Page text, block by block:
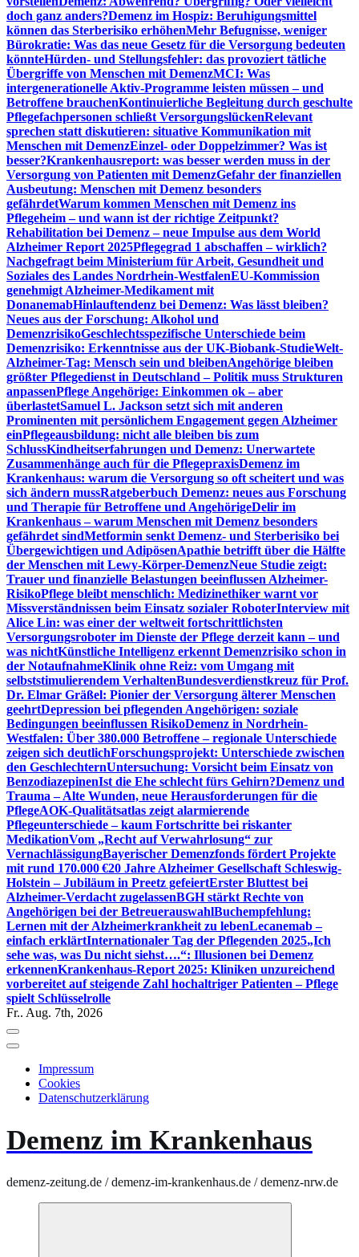
doch ganz anders?Demenz im Hospiz: Beruhigungsmittel
können das Sterberisiko erhöhenMehr Befugnisse, weniger
Bürokratie: Was das neue Gesetz für die Versorgung bedeuten
könnteHürden- und Stellungsfehler: das provoziert tätliche
Übergriffe von Menschen mit DemenzMCI: Was
intergenerationelle Aktiv-Programme leisten müssen – und
Betroffene brauchenKontinuierliche Begleitung durch geschulte
Pflegefachpersonen schließt VersorgungslückenRelevant
sprechen statt diskutieren: situative Kommunikation mit
Menschen mit DemenzEinzel- oder Doppelzimmer? Was ist
besser?Krankenhausreport: was besser werden muss in der
Versorgung von Patienten mit DemenzGefahr der finanziellen
Ausbeutung: Menschen mit Demenz besonders
gefährdetWarum kommen Menschen mit Demenz ins
Pflegeheim – und wann ist der richtige Zeitpunkt?
Rehabilitation bei Demenz – neue Impulse aus dem World
Alzheimer Report 2025Pflegegrad 1 abschaffen – wirklich?
Nachgefragt beim Ministerium für Arbeit, Gesundheit und
Soziales des Landes Nordrhein-WestfalenEU-Kommission
genehmigt Alzheimer-Medikament mit
DonanemabHinlauftendenz bei Demenz: Was lässt bleiben?
Neues aus der Forschung: Alkohol und
DemenzrisikoGeschlechtsspezifische Unterschiede beim
Demenzrisiko: Erkenntnisse aus der UK-Biobank-StudieWelt-
Alzheimer-Tag: Mensch sein und bleibenAngehörige bleiben
größter Pflegedienst in Deutschland – Politik muss Strukturen
anpassenPflege Angehörige: Einkommen ok – aber
überlastetSamuel L. Jackson setzt sich mit anderen
Prominenten mit persönlichem Engagement gegen Alzheimer
einPflegeausbildung: nicht alle bleiben bis zum
SchlussKindheitserfahrungen und Demenz: Unerwartete
Zusammenhänge auch für die PflegepraxisDemenz im
Krankenhaus: warum die Versorgung so oft scheitert und was
sich ändern mussRatgeberbuch Demenz: neues aus Forschung
und Therapie für Betroffene und AngehörigeDelir im
Krankenhaus – warum Menschen mit Demenz besonders
gefährdet sindMetformin senkt Demenz- und Sterberisiko bei
Übergewichtigen und AdipösenApathie betrifft über die Hälfte
der Menschen mit Lewy-Körper-DemenzNeue Studie zeigt:
Trauer und finanzielle Belastungen beeinflussen Alzheimer-
RisikoPflege bleibt menschlich: Medizinethiker warnt vor
Missverständnissen beim Einsatz sozialer RoboterInterview mit
Alice Lin: was einer der weltweit fortschrittlichsten
Versorgungsroboter im Dienste der Pflege derzeit kann – und
was nichtKünstliche Intelligenz erkennt Demenzrisiko schon in
der NotaufnahmeKlinik ohne Reiz: vom Umgang mit
selbststimulierendem VerhaltenBundesverdienstkreuz für Prof.
Dr. Elmar Gräßel: Pionier der Versorgung älterer Menschen
geehrtDepression bei pflegenden Angehörigen: soziale
Bedingungen beeinflussen RisikoDemenz in Nordrhein-
Westfalen: Über 380.000 Betroffene – regionale Unterschiede
zeigen sich deutlichForschungsprojekt: Unterschiede zwischen
den GeschlechternUntersuchung: Vorsicht beim Einsatz von
BenzodiazepinenIst die Ehe schlecht fürs Gehirn?Demenz und
Trauma – Alte Wunden, neue Herausforderungen für die
PflegeAOK-Qualitätsatlas zeigt alarmierende
Pflegeunterschiede – kaum Fortschritte bei riskanter
MedikationVom „Recht auf Verwahrlosung“ zur
VernachlässigungBayerischer Demenzfonds fördert Projekte
mit rund 170.000 €20 Jahre Alzheimer Gesellschaft Schleswig-
Holstein – Jubiläum in Preetz gefeiertErster Bluttest bei
Alzheimer-Verdacht zugelassenBGH stärkt Rechte von
Angehörigen bei der BetreuerauswahlBuchempfehlung:
Lernen mit der Alzheimerkrankheit zu lebenLecanemab –
einfach erklärtInternationaler Tag der Pflegenden 2025„Ich
sehe was, was Du nicht siehst….“: Illusionen bei Demenz
erkennenKrankenhaus-Report 2025: Kliniken unzureichend
vorbereitet auf steigende Zahl hochaltriger Patienten – Pflege
spielt Schlüsselrolle
Fr.. Aug. 7th, 2026
Impressum
Cookies
Datenschutzerklärung
Demenz im Krankenhaus
demenz-zeitung.de / demenz-im-krankenhaus.de / demenz-nrw.de